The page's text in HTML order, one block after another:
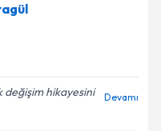
değişim hikayesini
Devamı